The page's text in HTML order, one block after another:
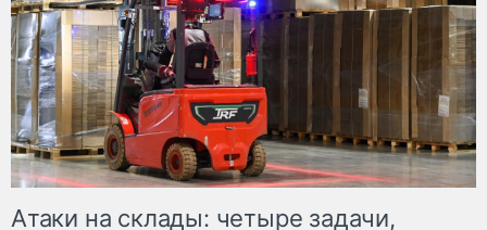
Атаки на склады: четыре задачи,